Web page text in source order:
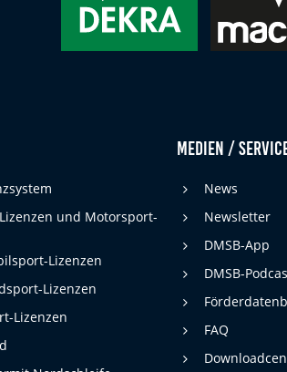
und Motorsport-
Lizenzen
Lizenzen
Lizenzen
Medien /
News
Newsletter
DMSB-App
DMSB-
FAQ